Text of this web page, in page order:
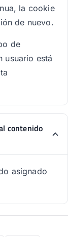
la cookie
de nuevo.
de
usuario está
contenido
asignado